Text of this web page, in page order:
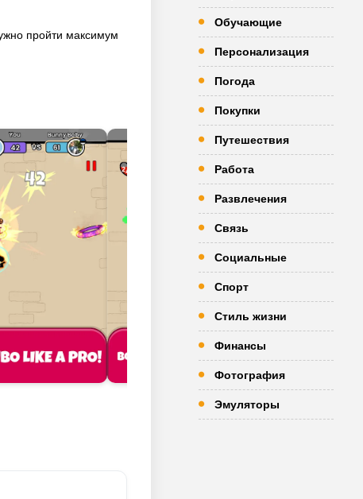
пройти максимум
Обучающие
Персонализация
Погода
Покупки
Путешествия
Работа
Развлечения
Связь
Социальные
Спорт
Стиль жизни
Финансы
Фотография
Эмуляторы